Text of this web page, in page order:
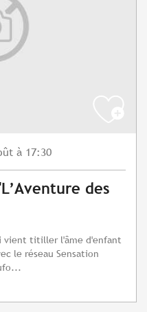
à 17:30
des
vient titiller l'âme d'enfant
le réseau Sensation